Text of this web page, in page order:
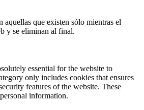
aquellas que existen sólo mientras el
y se eliminan al final.
essential for the website to
only includes cookies that ensures
features of the website. These
information.